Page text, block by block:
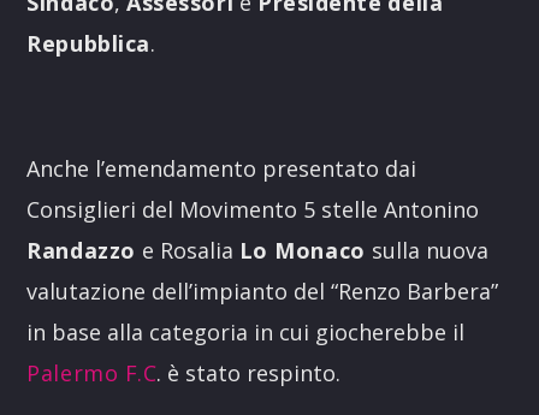
Repubblica.
Anche l’emendamento presentato dai
Consiglieri del Movimento 5 stelle Antonino
Randazzo e Rosalia Lo Monaco sulla nuova
valutazione dell’impianto del “Renzo Barbera”
in base alla categoria in cui giocherebbe il
Palermo F.C. è stato respinto.